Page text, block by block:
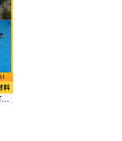
上海三足鼎新材料股份有限公司